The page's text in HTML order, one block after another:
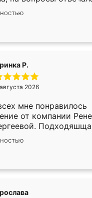
приехал в субботу,
работали
Р.
2026
мне понравилось
от компании
сроки изготовления.
сотрудник
по моему эскизу